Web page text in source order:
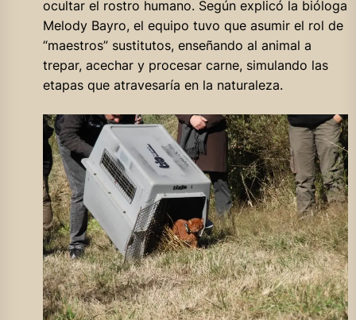
ocultar el rostro humano. Según explicó la bióloga
Melody Bayro, el equipo tuvo que asumir el rol de
“maestros” sustitutos, enseñando al animal a
trepar, acechar y procesar carne, simulando las
etapas que atravesaría en la naturaleza.